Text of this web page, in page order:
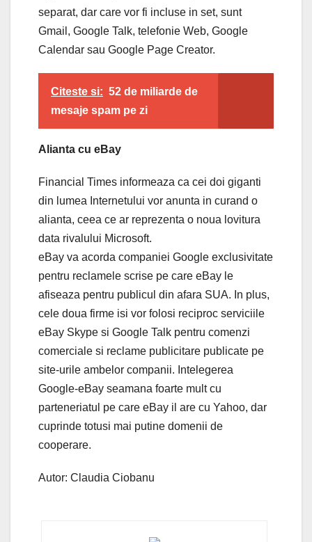
separat, dar care vor fi incluse in set, sunt
Gmail, Google Talk, telefonie Web, Google
Calendar sau Google Page Creator.
Citeste si: 52 de miliarde de
mesaje spam pe zi
Alianta cu eBay
Financial Times informeaza ca cei doi giganti
din lumea Internetului vor anunta in curand o
alianta, ceea ce ar reprezenta o noua lovitura
data rivalului Microsoft.
eBay va acorda companiei Google exclusivitate
pentru reclamele scrise pe care eBay le
afiseaza pentru publicul din afara SUA. In plus,
cele doua firme isi vor folosi reciproc serviciile
eBay Skype si Google Talk pentru comenzi
comerciale si reclame publicitare publicate pe
site-urile ambelor companii. Intelegerea
Google-eBay seamana foarte mult cu
parteneriatul pe care eBay il are cu Yahoo, dar
cuprinde totusi mai putine domenii de
cooperare.
Autor: Claudia Ciobanu